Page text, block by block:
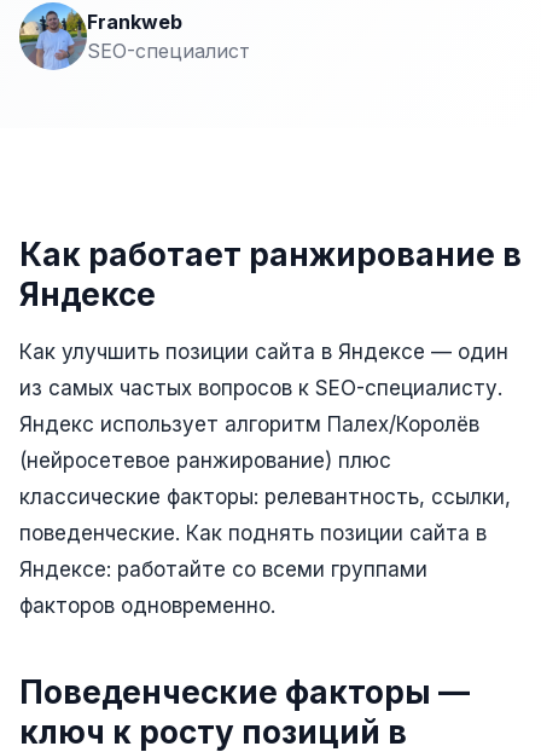
КОНТЕКСТНАЯ РЕКЛАМА
Wildberries реклама
Ozon реклама
ТАРГЕТИРОВАННАЯ РЕКЛАМА
Реклама в Telegram
Реклама в Facebook
Реклама в Одноклассниках
Frankweb
SEO-специалист
Как работает ранжирование в
Яндексе
Как улучшить позиции сайта в Яндексе — один
из самых частых вопросов к SEO-специалисту.
Яндекс использует алгоритм Палех/Королёв
(нейросетевое ранжирование) плюс
классические факторы: релевантность, ссылки,
поведенческие. Как поднять позиции сайта в
Яндексе: работайте со всеми группами
факторов одновременно.
Поведенческие факторы —
ключ к росту позиций в